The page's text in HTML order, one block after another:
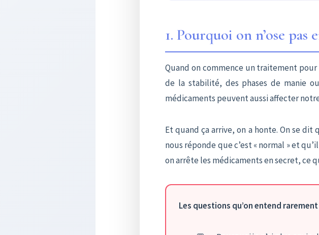
1. Pourquoi on n’ose pas
Quand on commence un traitement
de la stabilité, des phases de manie
médicaments peuvent aussi affecter
Et quand ça arrive, on a honte. On se
nous réponde que c’est « normal » et
on arrête les médicaments en secret, ce
Les questions qu’on entend